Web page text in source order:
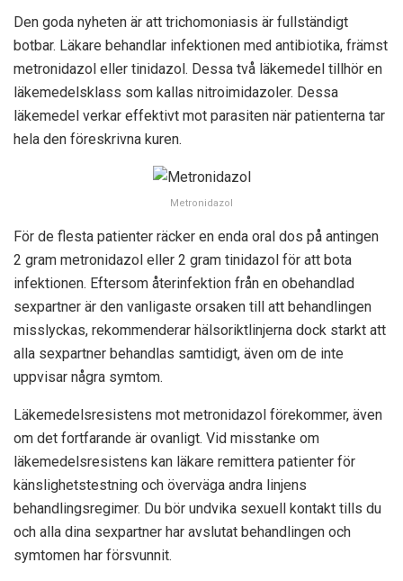
Den goda nyheten är att trichomoniasis är fullständigt
botbar. Läkare behandlar infektionen med antibiotika, främst
metronidazol eller tinidazol. Dessa två läkemedel tillhör en
läkemedelsklass som kallas nitroimidazoler. Dessa
läkemedel verkar effektivt mot parasiten när patienterna tar
hela den föreskrivna kuren.
Metronidazol
För de flesta patienter räcker en enda oral dos på antingen
2 gram metronidazol eller 2 gram tinidazol för att bota
infektionen. Eftersom återinfektion från en obehandlad
sexpartner är den vanligaste orsaken till att behandlingen
misslyckas, rekommenderar hälsoriktlinjerna dock starkt att
alla sexpartner behandlas samtidigt, även om de inte
uppvisar några symtom.
Läkemedelsresistens mot metronidazol förekommer, även
om det fortfarande är ovanligt. Vid misstanke om
läkemedelsresistens kan läkare remittera patienter för
känslighetstestning och överväga andra linjens
behandlingsregimer. Du bör undvika sexuell kontakt tills du
och alla dina sexpartner har avslutat behandlingen och
symtomen har försvunnit.